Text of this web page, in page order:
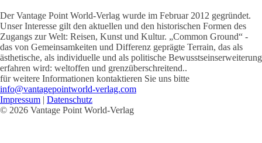
Der Vantage Point World-Verlag wurde im Februar 2012 gegründet.
Unser Interesse gilt den aktuellen und den historischen Formen des
Zugangs zur Welt: Reisen, Kunst und Kultur. „Common Ground“ -
das von Gemeinsamkeiten und Differenz geprägte Terrain, das als
ästhetische, als individuelle und als politische Bewusstseinserweiterung
erfahren wird: weltoffen und grenzüberschreitend..
für weitere Informationen kontaktieren Sie uns bitte
info@vantagepointworld-verlag.com
Impressum | Datenschutz
© 2026 Vantage Point World-Verlag